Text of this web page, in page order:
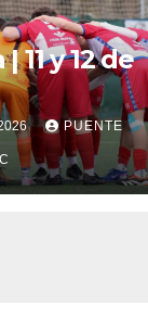
11 y 12 de
PUENTE